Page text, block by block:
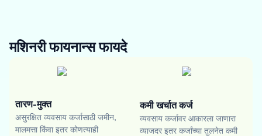
मशिनरी फायनान्सफायदे
तारण-मुक्त
असुरक्षित व्यवसाय कर्जासाठी जमीन,
मालमत्ता किंवा इतर कोणत्याही
कमी खर्चात कर्ज
व्यवसाय कर्जावर आकारला जाणारा
व्याजदर इतर कर्जांच्या तुलनेत कमी